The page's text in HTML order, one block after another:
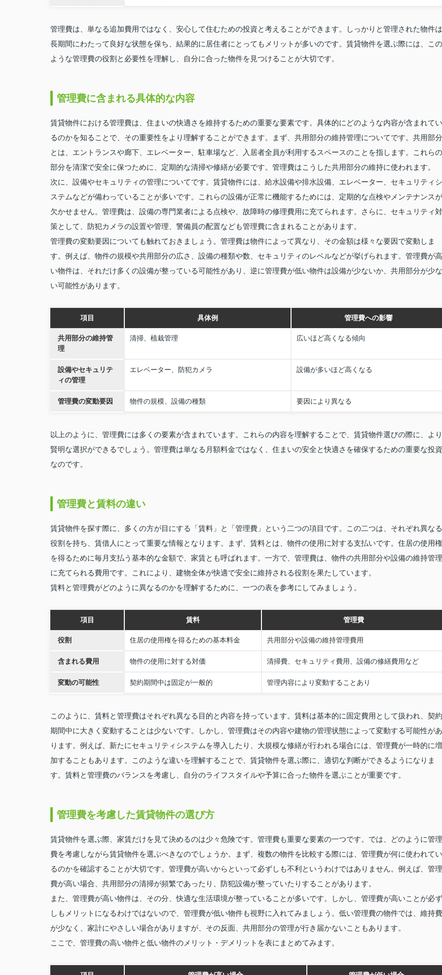
管理費は、単なる追加費用ではなく、安心して住むための投資と考えることができます。しっかりと管理された物件は
長期間にわたって良好な状態を保ち、結果的に居住者にとってもメリットが多いのです。賃貸物件を選ぶ際には、この
ような管理費の役割と必要性を理解し、自分に合った物件を見つけることが大切です。
管理費に含まれる具体的な内容
賃貸物件における管理費は、住まいの快適さを維持するための重要な要素です。具体的にどのような内容が含まれてい
るのかを知ることで、その重要性をより理解することができます。まず、共用部分の維持管理についてです。共用部分
とは、エントランスや廊下、エレベーター、駐車場など、入居者全員が利用するスペースのことを指します。これらの
部分を清潔で安全に保つために、定期的な清掃や修繕が必要です。管理費はこうした共用部分の維持に使われます。
次に、設備やセキュリティの管理についてです。賃貸物件には、給水設備や排水設備、エレベーター、セキュリティシ
ステムなどが備わっていることが多いです。これらの設備が正常に機能するためには、定期的な点検やメンテナンスが
欠かせません。管理費は、設備の専門業者による点検や、故障時の修理費用に充てられます。さらに、セキュリティ対
策として、防犯カメラの設置や管理、警備員の配置なども管理費に含まれることがあります。
管理費の変動要因についても触れておきましょう。管理費は物件によって異なり、その金額は様々な要因で変動しま
す。例えば、物件の規模や共用部分の広さ、設備の種類や数、セキュリティのレベルなどが挙げられます。管理費が高
い物件は、それだけ多くの設備が整っている可能性があり、逆に管理費が低い物件は設備が少ないか、共用部分が少な
い可能性があります。
項目 具体例 管理費への影響
共用部分の維持管
理
清掃、植栽管理 広いほど高くなる傾向
設備やセキュリテ
ィの管理
エレベーター、防犯カメラ 設備が多いほど高くなる
管理費の変動要因 物件の規模、設備の種類 要因により異なる
以上のように、管理費には多くの要素が含まれています。これらの内容を理解することで、賃貸物件選びの際に、より
賢明な選択ができるでしょう。管理費は単なる月額料金ではなく、住まいの安全と快適さを確保するための重要な投資
なのです。
管理費と賃料の違い
賃貸物件を探す際に、多くの方が目にする「賃料」と「管理費」という二つの項目です。この二つは、それぞれ異なる
役割を持ち、賃借人にとって重要な情報となります。まず、賃料とは、物件の使用に対する支払いです。住居の使用権
を得るために毎月支払う基本的な金額で、家賃とも呼ばれます。一方で、管理費は、物件の共用部分や設備の維持管理
に充てられる費用です。これにより、建物全体が快適で安全に維持される役割を果たしています。
賃料と管理費がどのように異なるのかを理解するために、一つの表を参考にしてみましょう。
項目 賃料 管理費
役割 住居の使用権を得るための基本料金 共用部分や設備の維持管理費用
含まれる費用 物件の使用に対する対価 清掃費、セキュリティ費用、設備の修繕費用など
変動の可能性 契約期間中は固定が一般的 管理内容により変動することあり
このように、賃料と管理費はそれぞれ異なる目的と内容を持っています。賃料は基本的に固定費用として扱われ、契約
期間中に大きく変動することは少ないです。しかし、管理費はその内容や建物の管理状態によって変動する可能性があ
ります。例えば、新たにセキュリティシステムを導入したり、大規模な修繕が行われる場合には、管理費が一時的に増
加することもあります。このような違いを理解することで、賃貸物件を選ぶ際に、適切な判断ができるようになりま
す。賃料と管理費のバランスを考慮し、自分のライフスタイルや予算に合った物件を選ぶことが重要です。
管理費を考慮した賃貸物件の選び方
賃貸物件を選ぶ際、家賃だけを見て決めるのは少々危険です。管理費も重要な要素の一つです。では、どのように管理
費を考慮しながら賃貸物件を選ぶべきなのでしょうか。まず、複数の物件を比較する際には、管理費が何に使われてい
るのかを確認することが大切です。管理費が高いからといって必ずしも不利というわけではありません。例えば、管理
費が高い場合、共用部分の清掃が頻繁であったり、防犯設備が整っていたりすることがあります。
また、管理費が高い物件は、その分、快適な生活環境が整っていることが多いです。しかし、管理費が高いことが必ず
しもメリットになるわけではないので、管理費が低い物件も視野に入れてみましょう。低い管理費の物件では、維持費
が少なく、家計にやさしい場合がありますが、その反面、共用部分の管理が行き届かないこともあります。
ここで、管理費の高い物件と低い物件のメリット・デメリットを表にまとめてみます。